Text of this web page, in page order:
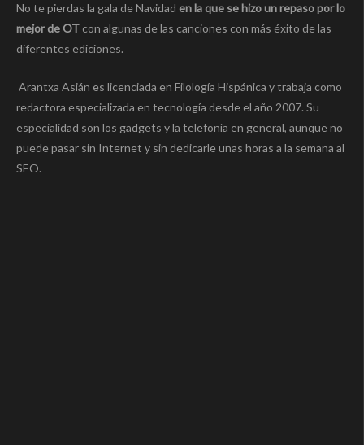
No te pierdas la gala de Navidad en la que se hizo un repaso por lo
mejor de OTcon algunas de las canciones con más éxito de las
diferentes ediciones.
Arantxa Asián es licenciada en Filología Hispánica y trabaja como
redactora especializada en tecnología desde el año 2007. Su
especialidad son los gadgets y la telefonía en general, aunque no
puede pasar sin Internet y sin dedicarle unas horas a la semana al
SEO.